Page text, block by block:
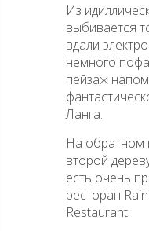
Из
выбивается
вдали
немного
пейзаж
Ланга.
На обратном
второй
есть очень
ресторан
Restaurant.